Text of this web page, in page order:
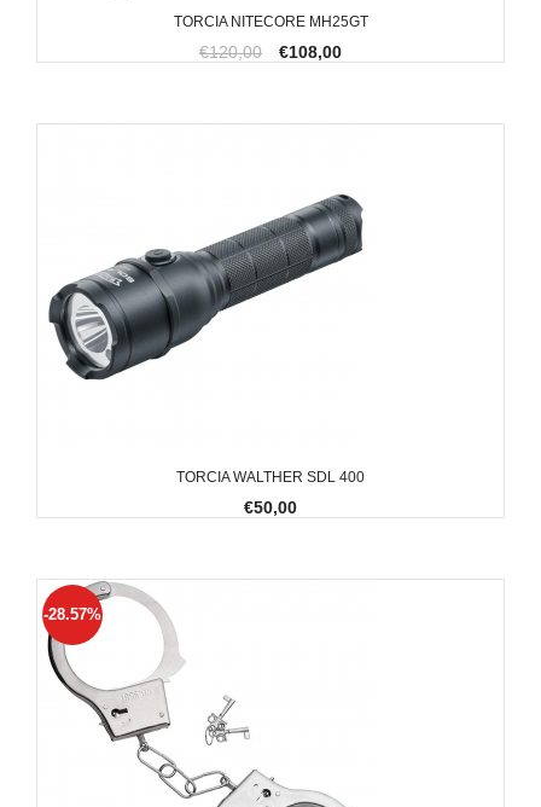
TORCIA NITECORE MH25GT
€120,00 €108,00
TORCIA WALTHER SDL 400
€50,00
-28.57%